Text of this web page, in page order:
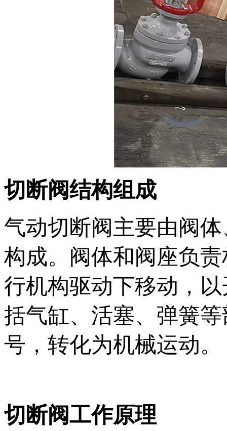
切断阀结构组成
气动切断阀主要由阀
构成。阀体和阀座负
行机构驱动下移动，
括气缸、活塞、弹簧
号，转化为机械运动。
切断阀工作原理